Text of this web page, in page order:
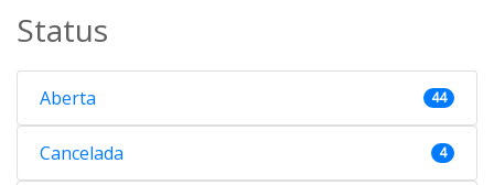
Status
Aberta 44
Cancelada 4